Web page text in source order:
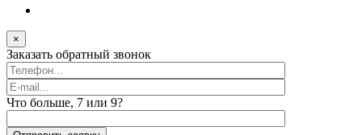
×
Заказать обратный звонок
Что больше, 7 или 9?